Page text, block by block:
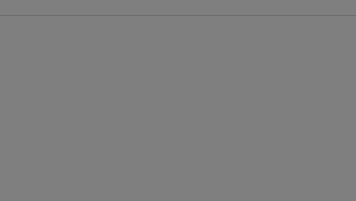
assure une diffusion
évaporation.